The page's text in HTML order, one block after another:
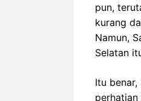
pun,
kurang
Namun,
Selatan
Itu